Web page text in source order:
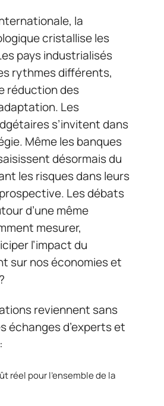
la
cristallise les
pays industrialisés
rythmes différents,
réduction des
Les
s’invitent dans
Même les banques
désormais du
les risques dans leurs
Les débats
d’une même
mesurer,
l’impact du
sur nos économies et
reviennent sans
échanges d’experts et
réel pour l’ensemble de la